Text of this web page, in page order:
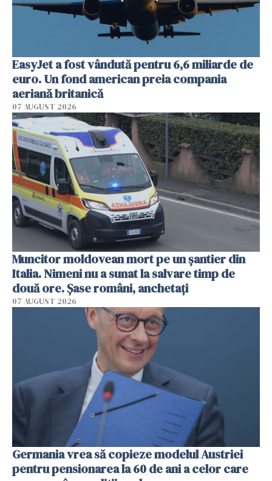
EasyJet a fost vândută pentru 6,6 miliarde de
euro. Un fond american preia compania
aeriană britanică
07 AUGUST 2026
Muncitor moldovean mort pe un șantier din
Italia. Nimeni nu a sunat la salvare timp de
două ore. Șase români, anchetați
07 AUGUST 2026
Germania vrea să copieze modelul Austriei
pentru pensionarea la 60 de ani a celor care